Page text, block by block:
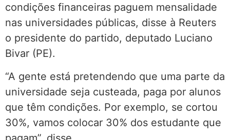
condições financeiras paguem mensalidade
nas universidades públicas, disse à Reuters
o presidente do partido, deputado Luciano
Bivar (PE).
“A gente está pretendendo que uma parte da
universidade seja custeada, paga por alunos
que têm condições. Por exemplo, se cortou
30%, vamos colocar 30% dos estudante que